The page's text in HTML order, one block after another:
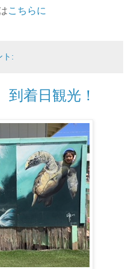
こちらに
ト:
着日観光！